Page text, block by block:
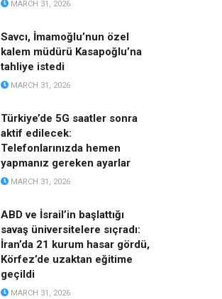
MARCH 31, 2026
Savcı, İmamoğlu’nun özel
kalem müdürü Kasapoğlu’na
tahliye istedi
MARCH 31, 2026
Türkiye’de 5G saatler sonra
aktif edilecek:
Telefonlarınızda hemen
yapmanız gereken ayarlar
MARCH 31, 2026
ABD ve İsrail’in başlattığı
savaş üniversitelere sıçradı:
İran’da 21 kurum hasar gördü,
Körfez’de uzaktan eğitime
geçildi
MARCH 31, 2026